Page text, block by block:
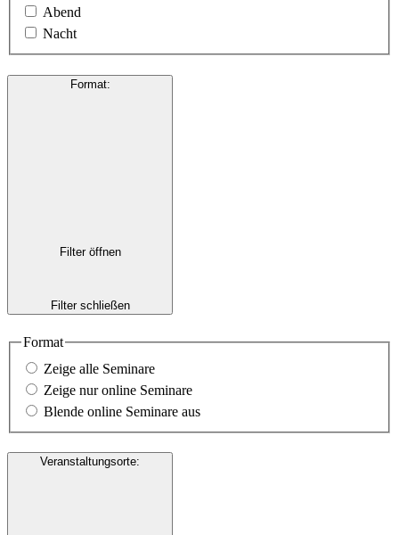
Abend
Nacht
Format:
Filter öffnen
Filter schließen
Format
Zeige alle Seminare
Zeige nur online Seminare
Blende online Seminare aus
Veranstaltungsorte: